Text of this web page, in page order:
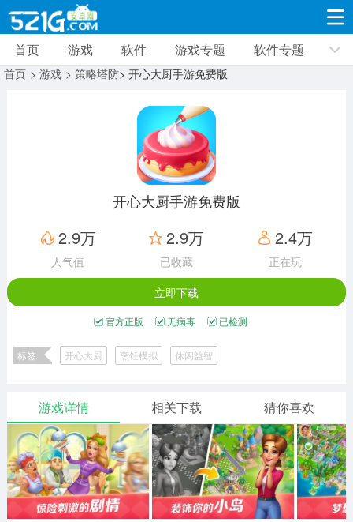
游戏 软件 游戏专题 软件专题 新闻资讯
8692款应用
动作闯关
12960款应用
赛车竞速
3628款应用
卡牌对战
2051款应用
体育运动
1278款应用
手游辅助
1958款应用
二次元
模拟经营
仙侠手游
485款应用
手赚网赚
446款应用
绝地求生
34款应用
三国游戏
3931款应用
我的世界
69款应用
像素游戏
700款应用
首页 游戏 软件 游戏专题 软件专题
首页 > 游戏 > 策略塔防> 开心大厨手游免费版
开心大厨手游免费版
2.9万
人气值
2.9万
已收藏
2.4万
正在玩
立即下载
官方正版 无病毒 已检测
标签 开心大厨 烹饪模拟 休闲益智
游戏详情 相关下载 猜你喜欢